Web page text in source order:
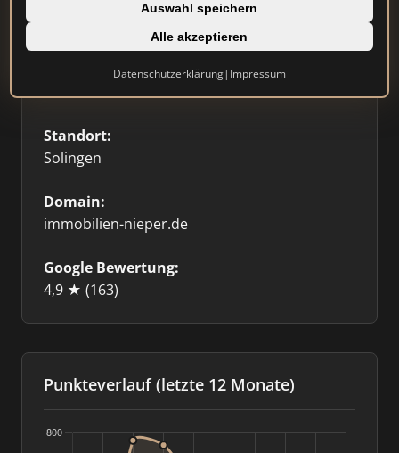
Auswahl speichern
Alle akzeptieren
Datenschutzerklärung| Impressum
⭐ Etabliert
Einzelner Makler
Standort:
Solingen
Domain:
immobilien-nieper.de
Google Bewertung:
4,9 ★ (163)
Punkteverlauf (letzte 12 Monate)